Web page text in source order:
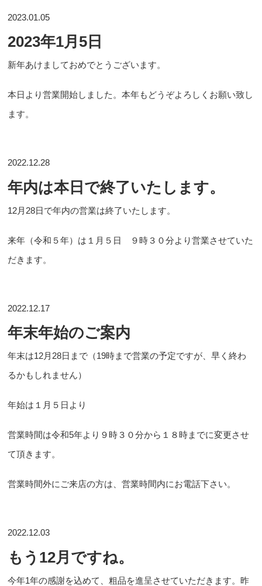
2023.01.05
2023年1月5日
新年あけましておめでとうございます。
本日より営業開始しました。本年もどうぞよろしくお願い致し
ます。
2022.12.28
年内は本日で終了いたします。
12月28日で年内の営業は終了いたします。
来年（令和５年）は１月５日 ９時３０分より営業させていた
だきます。
2022.12.17
年末年始のご案内
年末は12月28日まで（19時まで営業の予定ですが、早く終わ
るかもしれません）
年始は１月５日より
営業時間は令和5年より９時３０分から１８時までに変更させ
て頂きます。
営業時間外にご来店の方は、営業時間内にお電話下さい。
2022.12.03
もう12月ですね。
今年1年の感謝を込めて、粗品を進呈させていただきます。昨